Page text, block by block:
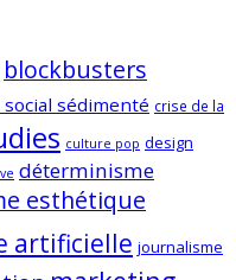
blockbusters
sédimenté crise de la
culture pop design
déterminisme
esthétique
artificielle journalisme